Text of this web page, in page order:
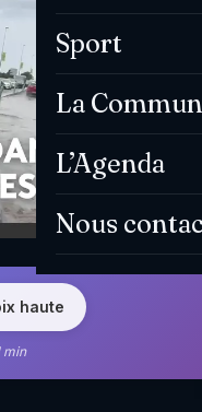
Sport
La
L’Agenda
Nous
haute
min